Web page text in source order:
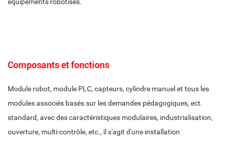
Composants et fonctions
Module robot, module PLC, capteurs, cylindre manuel et tous les
modules associés basés sur les demandes pédagogiques, ect.
standard, avec des caractéristiques modulaires, industrialisation,
ouverture, multi-contrôle, etc., il s'agit d'une installation